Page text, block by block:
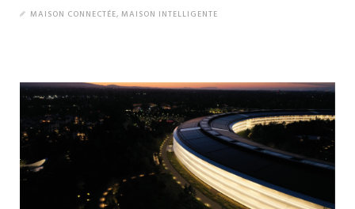
MAISON CONNECTÉE, MAISON INTELLIGENTE